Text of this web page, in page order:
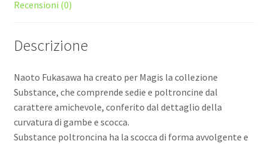
Recensioni (0)
Descrizione
Naoto Fukasawa ha creato per Magis la collezione
Substance, che comprende sedie e poltroncine dal
carattere amichevole, conferito dal dettaglio della
curvatura di gambe e scocca.
Substance poltroncina ha la scocca di forma avvolgente e